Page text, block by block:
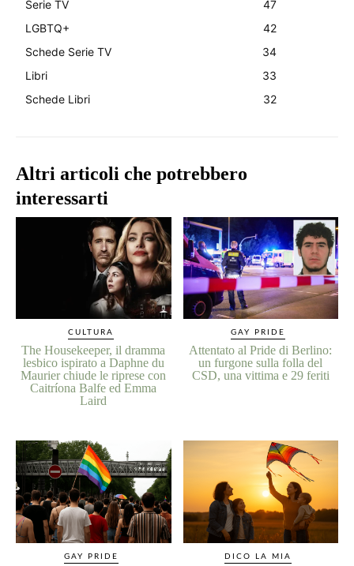
Serie TV
47
LGBTQ+
42
Schede Serie TV
34
Libri
33
Schede Libri
32
Altri articoli che potrebbero
interessarti
CULTURA
The Housekeeper, il dramma
lesbico ispirato a Daphne du
Maurier chiude le riprese con
Caitríona Balfe ed Emma
Laird
GAY PRIDE
Attentato al Pride di Berlino:
un furgone sulla folla del
CSD, una vittima e 29 feriti
GAY PRIDE DICO LA MIA